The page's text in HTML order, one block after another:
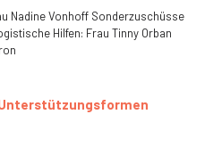
Nadine Vonhoff Sonderzuschüsse
Hilfen: Frau Tinny Orban